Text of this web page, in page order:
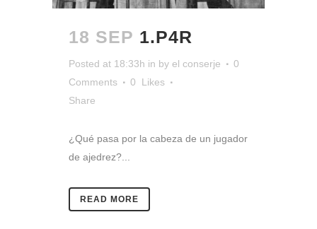
18 SEP 1.P4R
Posted at 18:33h in by el conserje
0
Comments
0
Likes
Share
¿Qué pasa por la cabeza de un jugador
de ajedrez?...
READ MORE